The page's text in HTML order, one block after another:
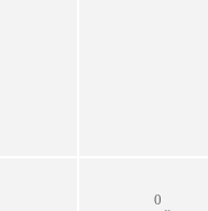
0